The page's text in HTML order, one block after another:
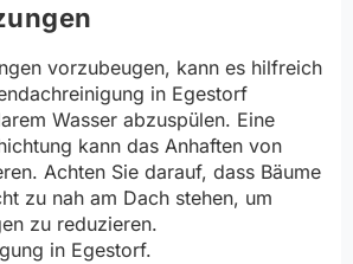
vorzubeugen, kann es hilfreich
in Egestorf
Wasser abzuspülen. Eine
kann das Anhaften von
Achten Sie darauf, dass Bäume
zu nah am Dach stehen, um
zu reduzieren.
in Egestorf.